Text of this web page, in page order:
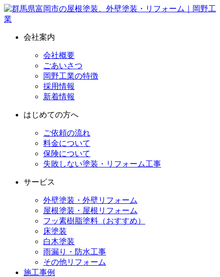
会社案内
会社概要
ごあいさつ
岡野工業の特徴
採用情報
新着情報
はじめての方へ
ご依頼の流れ
料金について
保険について
失敗しない塗装・リフォーム工事
サービス
外壁塗装・外壁リフォーム
屋根塗装・屋根リフォーム
フッ素樹脂塗料（おすすめ）
床塗装
白木塗装
雨漏り・防水工事
その他リフォーム
施工事例